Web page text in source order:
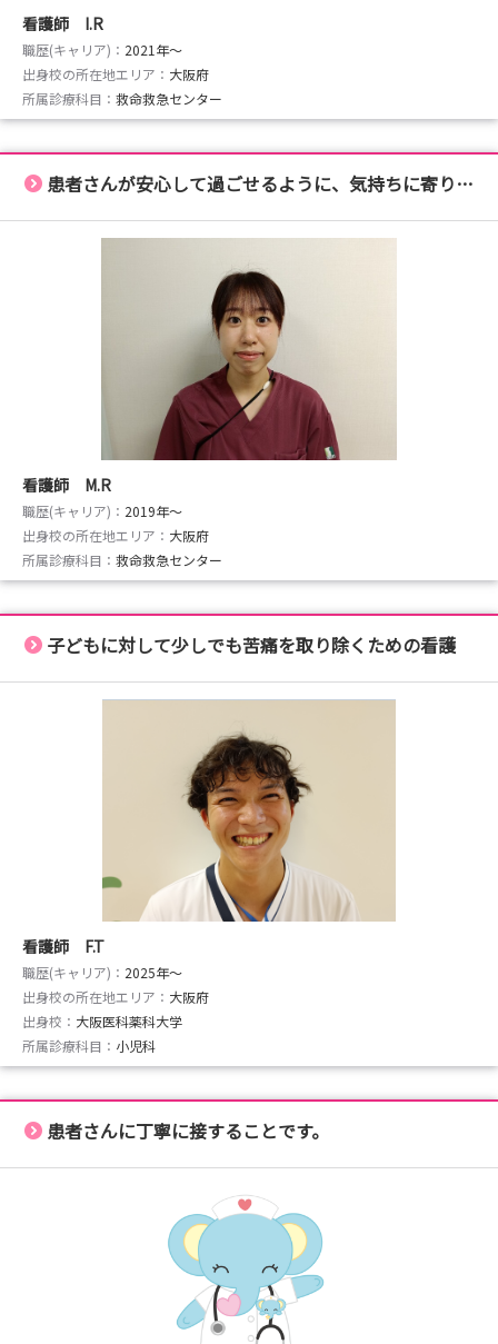
看護師 I.R
職歴(キャリア)： 2021年〜
出身校の所在地エリア： 大阪府
所属診療科目： 救命救急センター
患者さんが安心して過ごせるように、気持ちに寄り添います。
看護師 M.R
職歴(キャリア)： 2019年〜
出身校の所在地エリア： 大阪府
所属診療科目： 救命救急センター
子どもに対して少しでも苦痛を取り除くための看護
看護師 F.T
職歴(キャリア)： 2025年〜
出身校の所在地エリア： 大阪府
出身校： 大阪医科薬科大学
所属診療科目： 小児科
患者さんに丁寧に接することです。